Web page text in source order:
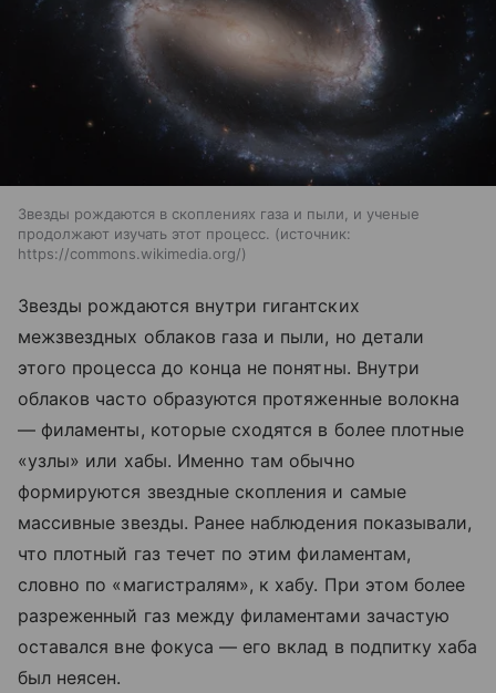
Звезды рождаются в скоплениях газа и пыли, и ученые
продолжают изучать этот процесс.
источник:
https://commons.wikimedia.org/
Звезды рождаются внутри гигантских
межзвездных облаков газа и пыли, но детали
этого процесса до конца не понятны. Внутри
облаков часто образуются протяженные волокна
— филаменты, которые сходятся в более плотные
«узлы» или хабы. Именно там обычно
формируются звездные скопления и самые
массивные звезды. Ранее наблюдения показывали,
что плотный газ течет по этим филаментам,
словно по «магистралям», к хабу. При этом более
разреженный газ между филаментами зачастую
оставался вне фокуса — его вклад в подпитку хаба
был неясен.